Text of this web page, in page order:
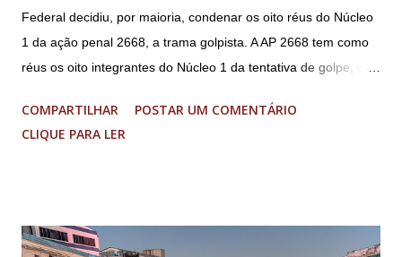
Federal decidiu, por maioria, condenar os oito réus do Núcleo
1 da ação penal 2668, a trama golpista. A AP 2668 tem como
réus os oito integrantes do Núcleo 1 da tentativa de golpe, ou
(PGR): o deputado federal Alexandre Ramagem, ex-diretor da
Agência Brasileira de Inteligência (Abin); o almirante Almir
Segurança Institucional (GSI); o tenente-coronel Mauro Cid,
COMPARTILHAR
POSTAR UM COMENTÁRIO
CLIQUE PARA LER